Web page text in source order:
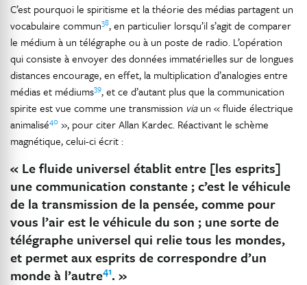
C’est pourquoi le spiritisme et la théorie des médias partagent un
vocabulaire commun38, en particulier lorsqu’il s’agit de comparer
le médium à un télégraphe ou à un poste de radio. L’opération
qui consiste à envoyer des données immatérielles sur de longues
distances encourage, en effet, la multiplication d’analogies entre
médias et médiums39, et ce d’autant plus que la communication
spirite est vue comme une transmission viaun « fluide électrique
animalisé40 », pour citer Allan Kardec. Réactivant le schème
magnétique, celui-ci écrit :
« Le fluide universel établit entre [les esprits]
une communication constante ; c’est le véhicule
de la transmission de la pensée, comme pour
vous l’air est le véhicule du son ; une sorte de
télégraphe universel qui relie tous les mondes,
et permet aux esprits de correspondre d’un
monde à l’autre41. »